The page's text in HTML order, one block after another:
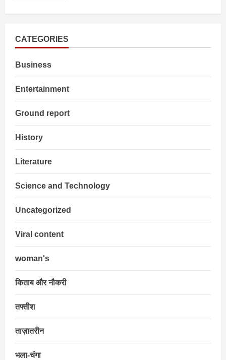
देखने
की
मिलने
क्यों
नहीं
?
CATEGORIES
Business
Entertainment
Ground report
History
Literature
Science and Technology
Uncategorized
Viral content
woman's
किताब और नौकरी
तफ्तीश
ताज़ातरीन
भला-चंगा